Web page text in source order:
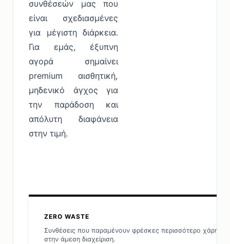
συνθέσεών μας που
είναι σχεδιασμένες
για μέγιστη διάρκεια.
Για εμάς, έξυπνη
αγορά σημαίνει
premium αισθητική,
μηδενικό άγχος για
την παράδοση και
απόλυτη διαφάνεια
στην τιμή.
ZERO WASTE
Συνθέσεις που παραμένουν φρέσκες περισσότερο χάρη
στην άμεση διαχείριση.